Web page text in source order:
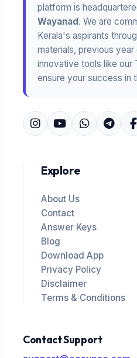
platform is
Wayanad . We are
Kerala's aspirants
materials, previous year
innovative tools like our
ensure your success in
Explore
About Us
Contact
Answer Keys
Blog
Download App
Privacy Policy
Disclaimer
Terms & Conditions
Contact Support